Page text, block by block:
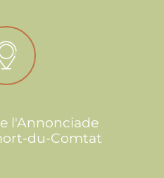
l'Annonciade
du-Comtat